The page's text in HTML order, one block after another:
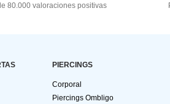
80.000 valoraciones positivas
PIERCINGS
Corporal
Piercings Ombligo